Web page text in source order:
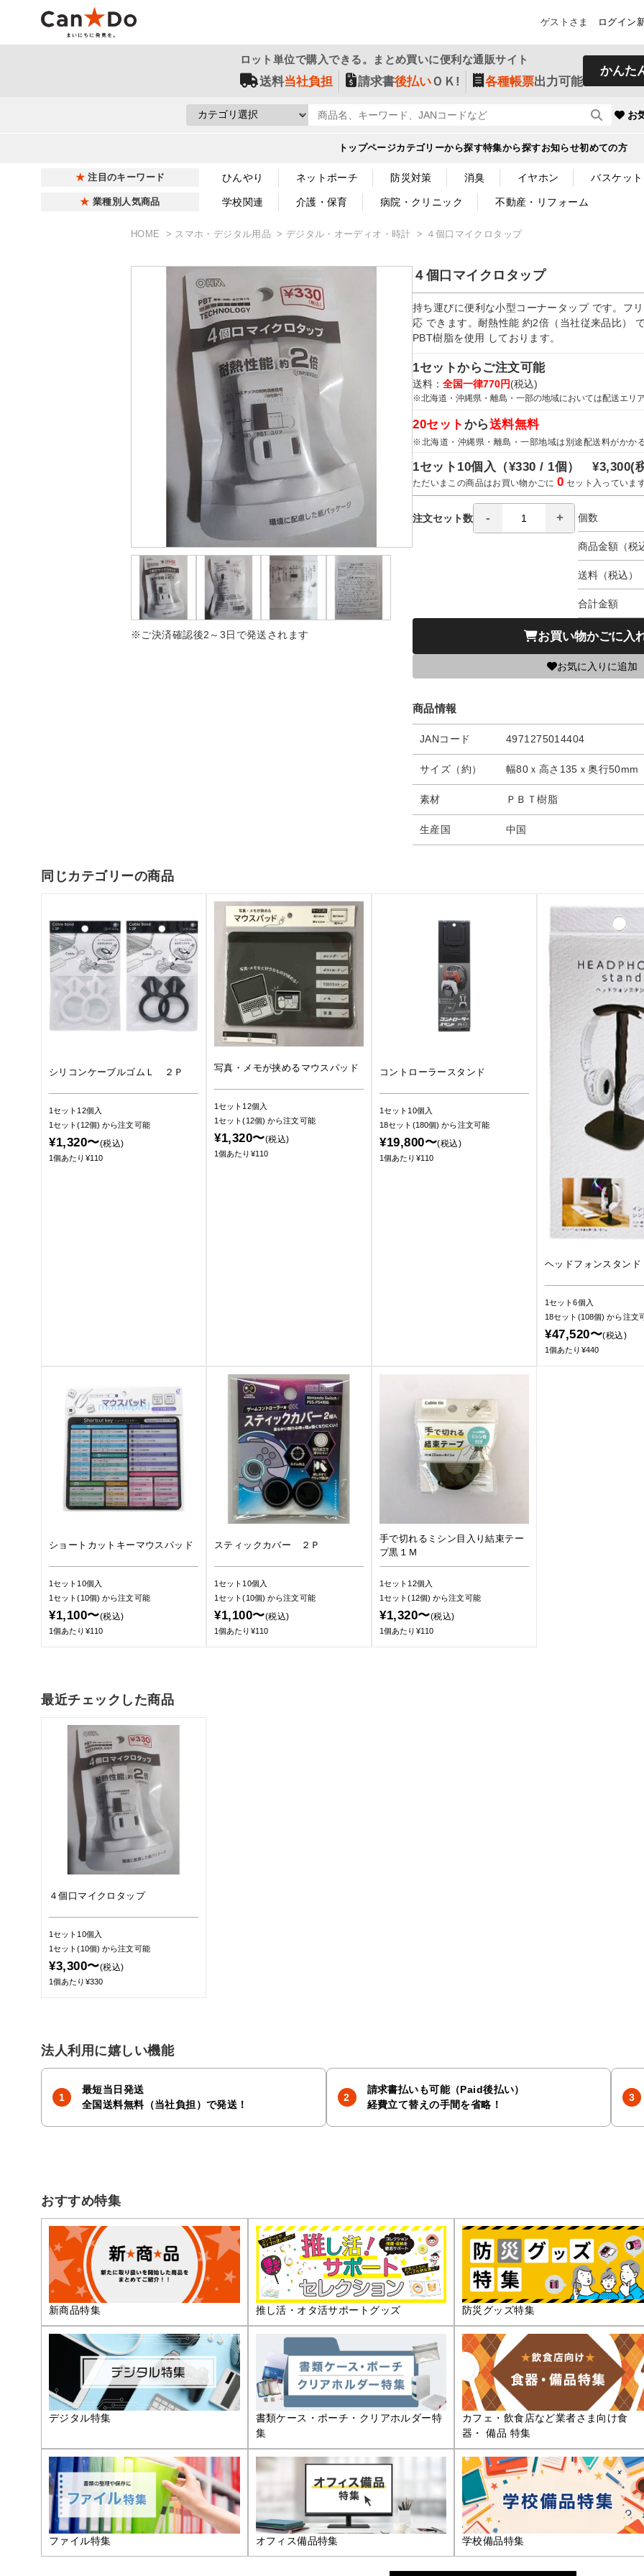
ゲストさま ログイン
ロット単位で購入できる。まとめ買いに便利な通販サイト
送料当社負担 請求書後払いＯＫ! 各種帳票出力可能
かんた
お
トップページカテゴリーから探す特集から探すお知らせ初めての方
注目のキーワード ひんやり ネットポーチ 防災対策 消臭 イヤホン バスケット
業種別人気商品 学校関連 介護・保育 病院・クリニック 不動産・リフォーム
HOME スマホ・デジタル用品 デジタル・オーディオ・時計 ４個口マイクロタップ
※ご決済確認後2～3日で発送されます
４個口マイクロタップ
持ち運びに便利な小型コーナータップ です。フ
応 できます。耐熱性能 約2倍（当社従来品比）
PBT樹脂を使用 しております。
1セットからご注文可能
送料： 全国一律770円(税込)
※北海道・沖縄県・離島・一部の地域においては配送エリ
20セット から送料無料
※北海道・沖縄県・離島・一部地域は別途配送料がかか
1セット10個入（¥330 / 1個）¥3,300(
ただいまこの商品はお買い物かごに0 セット入っていま
注文セット数 個数
商品金額（税
送料（税込）
合計金額
お買い物かごに入
お気に入りに追加
商品情報
JANコード 4971275014404
サイズ（約） 幅80ｘ高さ135ｘ奥行50mm
素材 ＰＢＴ樹脂
生産国 中国
同じカテゴリーの商品
シリコンケーブルゴムＬ ２Ｐ
1セット12個入
1セット(12個)から注文可能
¥1,320〜(税込)
1個あたり¥110
写真・メモが挟めるマウスパッド
1セット12個入
1セット(12個)から注文可能
¥1,320〜(税込)
1個あたり¥110
コントローラースタンド
1セット10個入
18セット(180個)から注文可能
¥19,800〜(税込)
1個あたり¥110
ヘッドフォンスタンド
1セット6個入
18セット(108個)から注文
¥47,520〜(税込)
1個あたり¥440
ショートカットキーマウスパッド
1セット10個入
1セット(10個)から注文可能
¥1,100〜(税込)
1個あたり¥110
スティックカバー ２Ｐ
1セット10個入
1セット(10個)から注文可能
¥1,100〜(税込)
1個あたり¥110
手で切れるミシン目入り結束テー
プ黒１Ｍ
1セット12個入
1セット(12個)から注文可能
¥1,320〜(税込)
1個あたり¥110
最近チェックした商品
４個口マイクロタップ
1セット10個入
1セット(10個)から注文可能
¥3,300〜(税込)
1個あたり¥330
法人利用に嬉しい機能
最短当日発送
全国送料無料（当社負担）で発送！
請求書払いも可能（Paid後払い）
経費立て替えの手間を省略！
おすすめ特集
新商品特集 推し活・オタ活サポートグッズ 防災グッズ特集
デジタル特集
書類ケース・ポーチ・クリアホルダー特
集
カフェ・飲食店など業者さま向け食
器・ 備品 特集
ファイル特集 オフィス備品特集 学校備品特集